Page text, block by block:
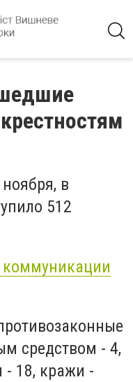
в
512
коммуникации
средством - 4,
- 18, кражи -